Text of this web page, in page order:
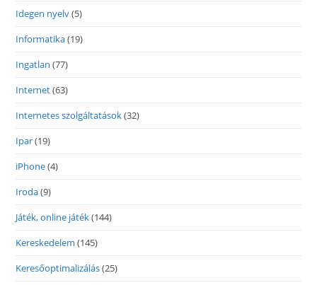
Idegen nyelv(5)
Informatika(19)
Ingatlan (77)
Internet(63)
Internetes szolgáltatások(32)
Ipar(19)
iPhone(4)
Iroda(9)
Játék, online játék(144)
Kereskedelem (145)
Keresőoptimalizálás(25)